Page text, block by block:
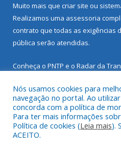
Muito mais que criar site ou
Realizamos uma assessoria
contrato que todas as exigências
pública serão atendidas.
Conheça o PNTP e o Radar da
Todos os direitos reservados a
Nós usamos cookies para
navegação no portal. Ao
concorda com a política de
Para ter mais informações
Política de cookies (Leia mais).
ACEITO.